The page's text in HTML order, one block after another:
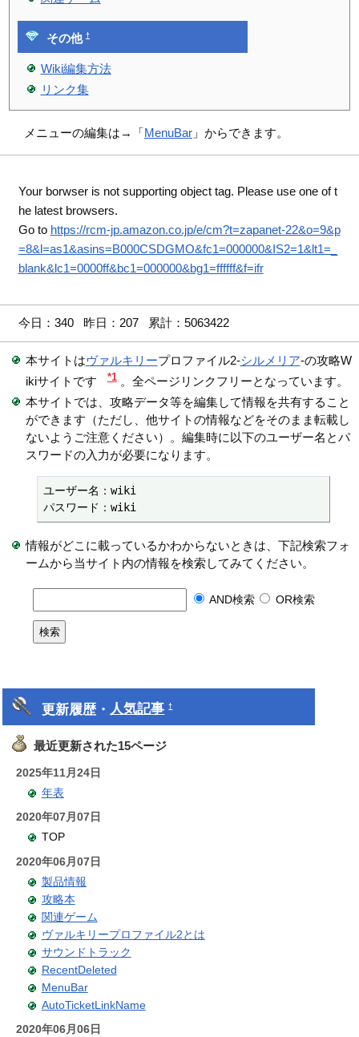
その他 †
Wiki編集方法
リンク集
メニューの編集は→「MenuBar 」からできます。
Your borwser is not supporting object tag. Please use one of t
he latest browsers.
Go to https://rcm-jp.amazon.co.jp/e/cm?t=zapanet-22&o=9&p
=8&l=as1&asins=B000CSDGMO&fc1=000000&IS2=1&lt1=_
blank&lc1=0000ff&bc1=000000&bg1=ffffff&f=ifr
今日：340 昨日：207 累計：5063422
本サイトはヴァルキリープロファイル2-シルメリア-の攻略W
ikiサイトです
*1 。全ページリンクフリーとなっています。
本サイトでは、攻略データ等を編集して情報を共有すること
ができます（ただし、他サイトの情報などをそのまま転載し
ないようご注意ください）。編集時に以下のユーザー名とパ
スワードの入力が必要になります。
ユーザー名：wiki
パスワード：wiki
情報がどこに載っているかわからないときは、下記検索フォ
ームから当サイト内の情報を検索してみてください。
AND検索 OR検索
更新履歴・ 人気記事 †
最近更新された15ページ
2025年11月24日
年表
2020年07月07日
TOP
2020年06月07日
製品情報
攻略本
関連ゲーム
ヴァルキリープロファイル2とは
サウンドトラック
RecentDeleted
MenuBar
AutoTicketLinkName
2020年06月06日